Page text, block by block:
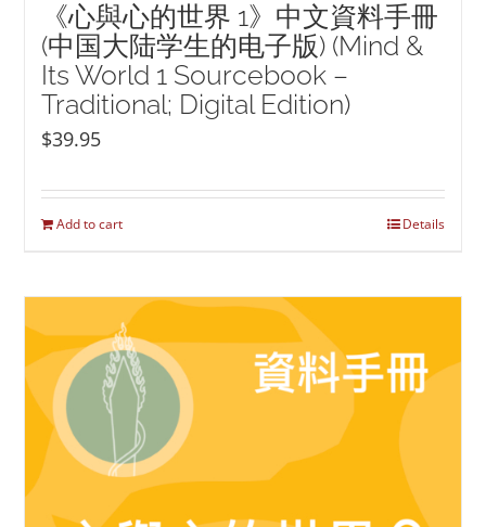
《心與心的世界 1》中文資料手冊
(中国大陆学生的电子版) (Mind &
Its World 1 Sourcebook –
Traditional; Digital Edition)
$39.95
Add to cart Details